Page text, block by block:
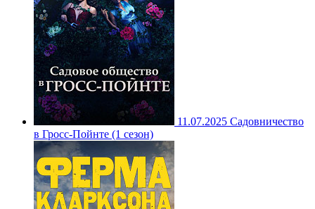
11.07.2025 Садовничество
в Гросс-Пойнте (1 сезон)